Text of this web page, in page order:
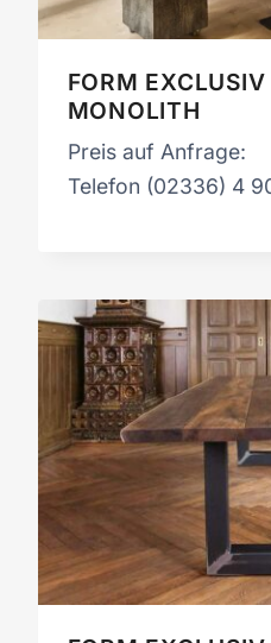
FORM
MONOLITH
Preis auf Anfrage:
Telefon (02336) 4